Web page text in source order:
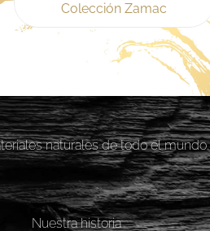
Colección Zamac
naturales de todo el mundo.
Nuestra historia